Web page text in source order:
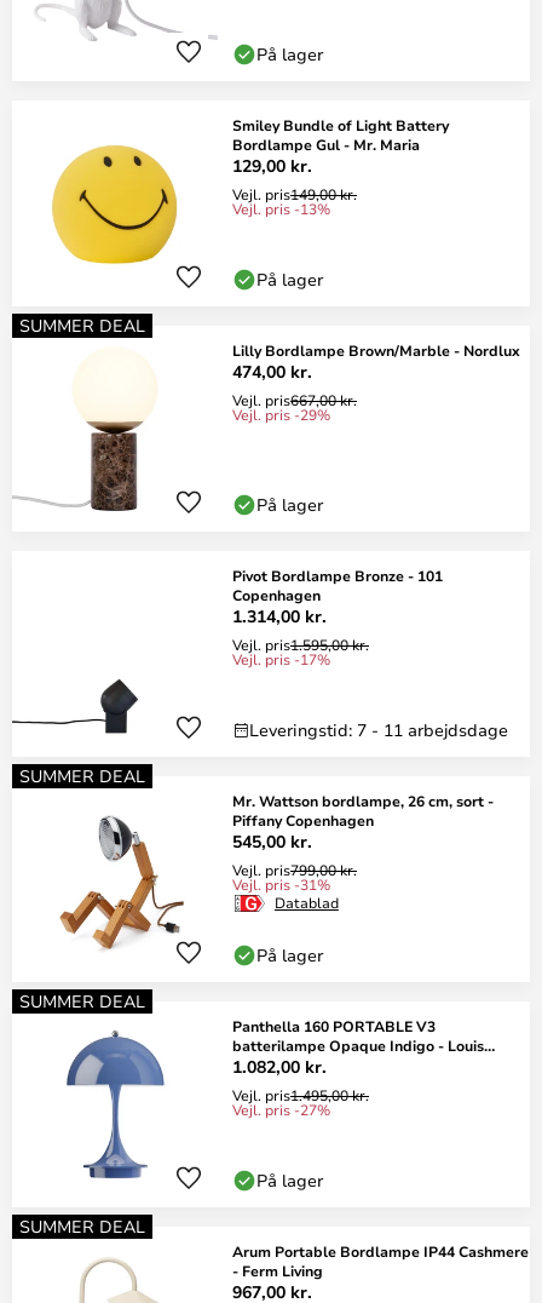
På lager
Smiley Bundle of Light Battery
Bordlampe Gul - Mr. Maria
129,00 kr.
Vejl. pris149,00 kr.
Vejl. pris -13%
På lager
SUMMER DEAL
Lilly Bordlampe Brown/Marble - Nordlux
474,00 kr.
Vejl. pris667,00 kr.
Vejl. pris -29%
På lager
Pivot Bordlampe Bronze - 101
Copenhagen
1.314,00 kr.
Vejl. pris1.595,00 kr.
Vejl. pris -17%
Leveringstid: 7 - 11 arbejdsdage
SUMMER DEAL
Mr. Wattson bordlampe, 26 cm, sort -
Piffany Copenhagen
545,00 kr.
Vejl. pris799,00 kr.
Vejl. pris -31%
Datablad
På lager
SUMMER DEAL
Panthella 160 PORTABLE V3
batterilampe Opaque Indigo - Louis
Poulsen
1.082,00 kr.
Vejl. pris1.495,00 kr.
Vejl. pris -27%
På lager
SUMMER DEAL
Arum Portable Bordlampe IP44 Cashmere
- Ferm Living
967,00 kr.